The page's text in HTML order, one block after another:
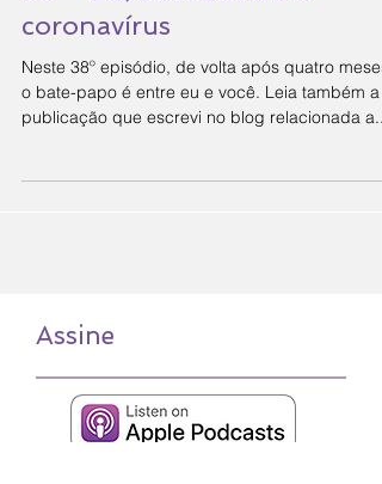
coronavírus
Neste 38º episódio, de volta após quatro meses,
o bate-papo é entre eu e você. Leia também a
publicação que escrevi no blog relacionada a...
Assine